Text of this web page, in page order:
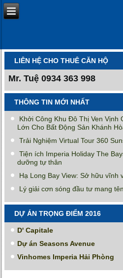
LIÊN HỆ CHO THUÊ CĂN HỘ
Mr. Tuệ 0934 363 998
THÔNG TIN MỚI NHẤT
Khởi Công Khu Đô Thị Ven Vịnh
Lớn Cho Bất Động Sản Khánh
Trải Nghiệm Virtual Tour 360
Tiện ích Imperia Holiday The
dưỡng tự thân
Hạ Long Bay View: Sở hữu vĩnh
Lý giải cơn sóng đầu tư mang
DỰ ÁN TRỌNG ĐIỂM 2016
D' Capitale
Dự án Seasons Avenue
Vinhomes Imperia Hải Phòng